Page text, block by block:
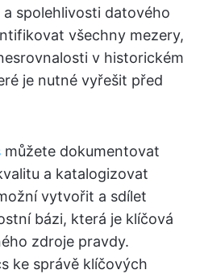
spolehlivosti datového
všechny mezery,
v historickém
je nutné vyřešit před
můžete dokumentovat
a katalogizovat
vytvořit a sdílet
bázi, která je klíčová
zdroje pravdy.
ke správě klíčových